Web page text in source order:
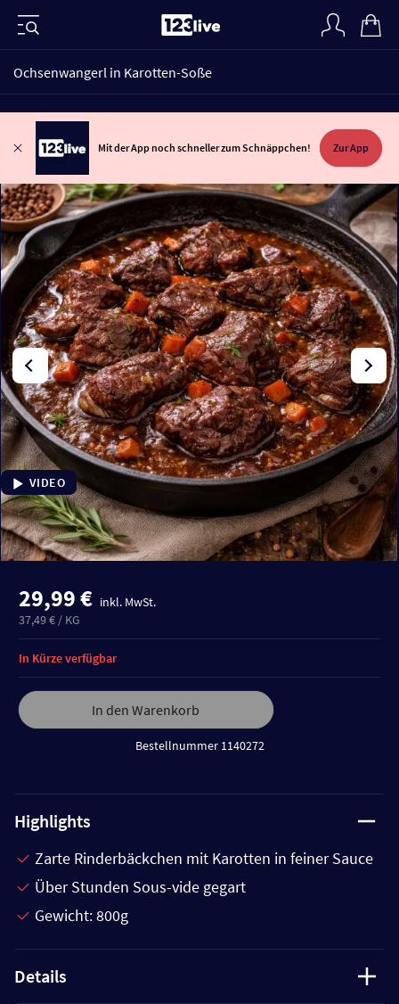
Ochsenwangerl in Karotten-Soße
Mit der App noch schneller zum Schnäppchen! Zur App
VIDEO
29,99 € inkl. MwSt.
37,49 € / KG
In den Warenkorb
Bestellnummer 1140272
In Kürze verfügbar
Highlights
Zarte Rinderbäckchen mit Karotten in feiner Sauce
Über Stunden Sous-vide gegart
Gewicht: 800g
Details